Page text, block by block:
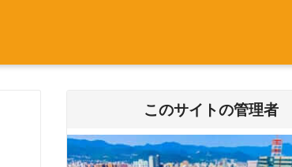
このサイトの管理者